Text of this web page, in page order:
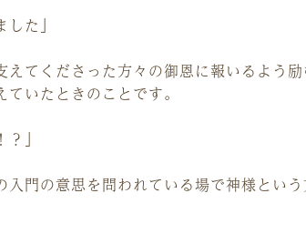
た」
てくださった方々の御恩に報いるよう
いたときのことです。
」
門の意思を問われている場で神様とい